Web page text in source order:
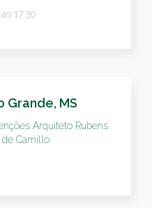
17:30
Grande, MS
Arquiteto Rubens
de Camillo